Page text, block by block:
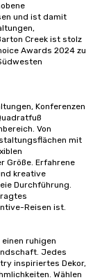
und ist damit
Creek ist stolz
Awards 2024 zu
Konferenzen
Von
mit
Größe. Erfahrene
kreative
Durchführung.
Reisen ist.
ruhigen
Jedes
inspiriertes Dekor,
Wählen